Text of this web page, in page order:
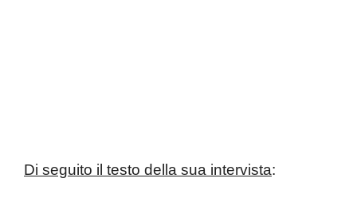
Di seguito il testo della sua intervista: